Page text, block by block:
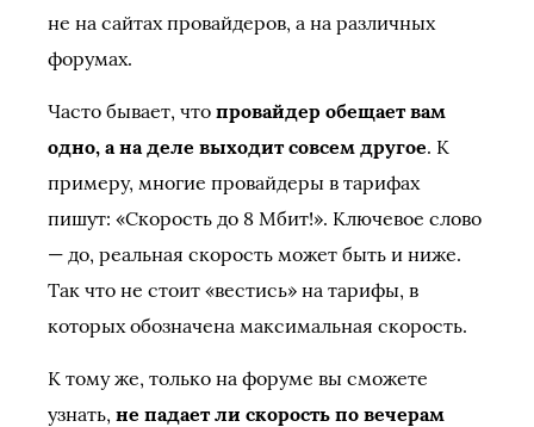
не на сайтах провайдеров, а на различных
форумах.
Часто бывает, что провайдер обещает вам
одно, а на деле выходит совсем другое. К
примеру, многие провайдеры в тарифах
пишут: «Скорость до 8 Мбит!». Ключевое слово
— до, реальная скорость может быть и ниже.
Так что не стоит «вестись» на тарифы, в
которых обозначена максимальная скорость.
К тому же, только на форуме вы сможете
узнать, не падает ли скорость по вечерам